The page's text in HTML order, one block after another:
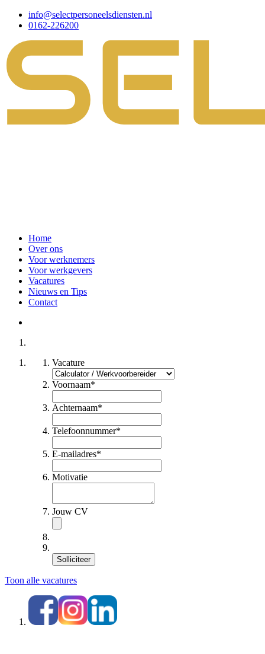
info@selectpersoneelsdiensten.nl
0162-226200
Home
Over ons
Voor werknemers
Voor werkgevers
Vacatures
Nieuws en Tips
Contact
Vacature
Voornaam*
Achternaam*
Telefoonnummer*
E-mailadres*
Motivatie
Jouw CV
Solliciteer
Toon alle vacatures